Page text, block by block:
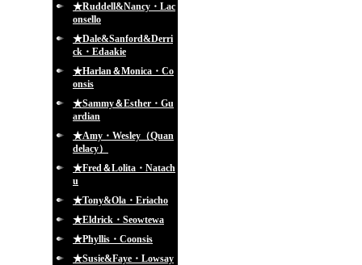
★Ruddell&Nancy・Lac
onsello
★Dale&Sanford&Derri
ck・Edaakie
★Harlan＆Monica・Co
onsis
★Sammy＆Esther・Gu
ardian
★Amy・Wesley（Quan
delacy）
★Fred＆Lolita・Natach
u
★Tony&Ola・Eriacho
★Eldrick・Seowtewa
★Phyllis・Coonsis
★Susie&Faye・Lowsay